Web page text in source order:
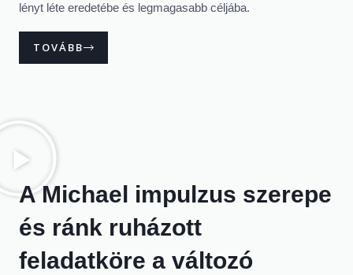
lényt léte eredetébe és legmagasabb céljába.
TOVÁBB
A Michael impulzus szerepe
és ránk ruházott
feladatköre a változó